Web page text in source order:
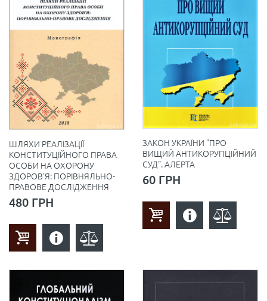
ШЛЯХИ РЕАЛІЗАЦІЇ
КОНСТИТУЦІЙНОГО ПРАВА
ОСОБИ НА ОХОРОНУ
ЗДОРОВ'Я: ПОРІВНЯЛЬНО-
ПРАВОВЕ ДОСЛІДЖЕННЯ
480 ГРН
ЗАКОН УКРАЇНИ "ПРО
ВИЩИЙ АНТИКОРУПЦІЙНИЙ
СУД". АЛЕРТА
60 ГРН